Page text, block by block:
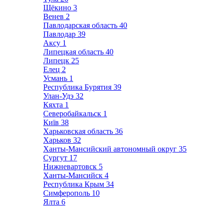
Щёкино 3
Венев 2
Павлодарская область 40
Павлодар 39
Аксу 1
Липецкая область 40
Липецк 25
Елец 2
Усмань 1
Республика Бурятия 39
Улан-Удэ 32
Кяхта 1
Северобайкальск 1
Київ 38
Харьковская область 36
Харьков 32
Ханты-Мансийский автономный округ 35
Сургут 17
Нижневартовск 5
Ханты-Мансийск 4
Республика Крым 34
Симферополь 10
Ялта 6